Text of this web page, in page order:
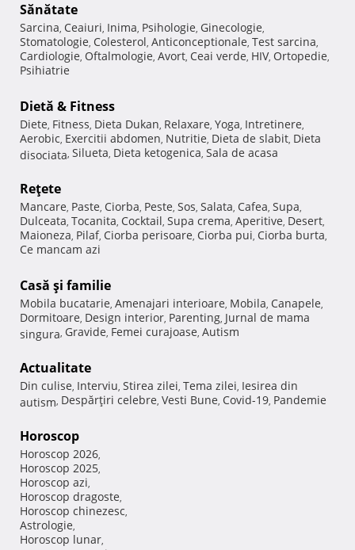
Sănătate
Sarcina, Ceaiuri, Inima, Psihologie, Ginecologie,
Stomatologie, Colesterol, Anticonceptionale, Test sarcina,
Cardiologie, Oftalmologie, Avort, Ceai verde, HIV, Ortopedie,
Psihiatrie
Dietă & Fitness
Diete, Fitness, Dieta Dukan, Relaxare, Yoga, Intretinere,
Aerobic, Exercitii abdomen, Nutritie, Dieta de slabit, Dieta
disociata, Silueta, Dieta ketogenica, Sala de acasa
Reţete
Mancare, Paste, Ciorba, Peste, Sos, Salata, Cafea, Supa,
Dulceata, Tocanita, Cocktail, Supa crema, Aperitive, Desert,
Maioneza, Pilaf, Ciorba perisoare, Ciorba pui, Ciorba burta,
Ce mancam azi
Casă şi familie
Mobila bucatarie, Amenajari interioare, Mobila, Canapele,
Dormitoare, Design interior, Parenting, Jurnal de mama
singura, Gravide, Femei curajoase, Autism
Actualitate
Din culise, Interviu, Stirea zilei, Tema zilei, Iesirea din
autism, Despărţiri celebre, Vesti Bune, Covid-19, Pandemie
Horoscop
Horoscop 2026,
Horoscop 2025,
Horoscop azi,
Horoscop dragoste,
Horoscop chinezesc,
Astrologie,
Horoscop lunar,